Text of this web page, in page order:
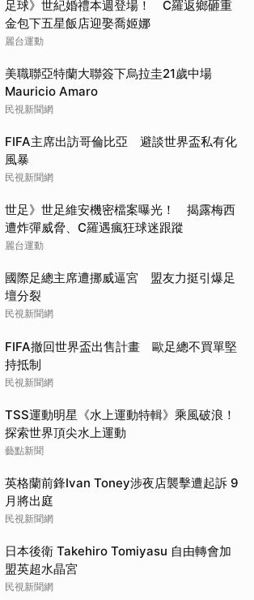
足球》世紀婚禮本週登場！ C羅返鄉砸重
金包下五星飯店迎娶喬姬娜
麗台運動
美職聯亞特蘭大聯簽下烏拉圭21歲中場
Mauricio Amaro
民視新聞網
FIFA主席出訪哥倫比亞 避談世界盃私有化
風暴
民視新聞網
世足》世足維安機密檔案曝光！ 揭露梅西
遭炸彈威脅、C羅遇瘋狂球迷跟蹤
麗台運動
國際足總主席遭挪威逼宮 盟友力挺引爆足
壇分裂
民視新聞網
FIFA撤回世界盃出售計畫 歐足總不買單堅
持抵制
民視新聞網
TSS運動明星《水上運動特輯》乘風破浪！
探索世界頂尖水上運動
藝點新聞
英格蘭前鋒Ivan Toney涉夜店襲擊遭起訴 9
月將出庭
民視新聞網
日本後衛 Takehiro Tomiyasu 自由轉會加
盟英超水晶宮
民視新聞網